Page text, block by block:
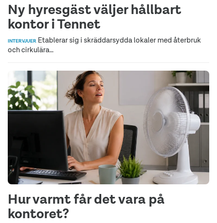
Ny hyresgäst väljer hållbart
kontor i Tennet
INTERVJUER Etablerar sig i skräddarsydda lokaler med återbruk
och cirkulära…
Hur varmt får det vara på
kontoret?